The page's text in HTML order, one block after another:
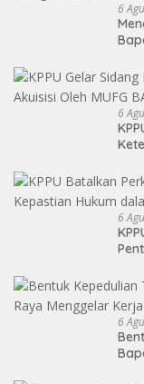
6
6
6
6